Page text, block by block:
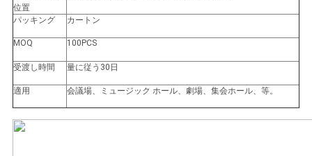
図
PRIVACY
POLICY
位置
パッキング カートン
MOQ 100PCS
受渡し時間 量に従う30日
適用 会議場、ミュージック ホール、劇場、集会ホール、等。